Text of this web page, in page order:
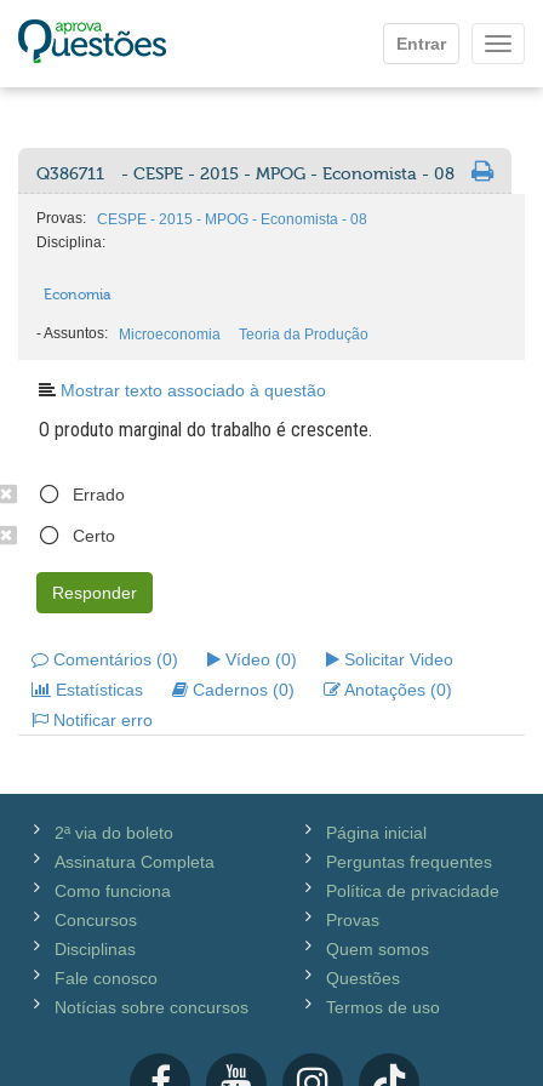
Entrar
Q386711 - CESPE - 2015 - MPOG - Economista - 08
Provas:
CESPE - 2015 - MPOG - Economista - 08
Disciplina:
Economia
-Assuntos: Microeconomia Teoria da Produção
Mostrar texto associado à questão
O produto marginal do trabalho é crescente.
Errado
Certo
Responder
Comentários (0) Vídeo (0)
Solicitar Video
Estatísticas
Cadernos (0)
Anotações (0)
Notificar erro
2ª via do boleto
Assinatura Completa
Como funciona
Concursos
Disciplinas
Fale conosco
Notícias sobre concursos
Página inicial
Perguntas frequentes
Política de privacidade
Provas
Quem somos
Questões
Termos de uso